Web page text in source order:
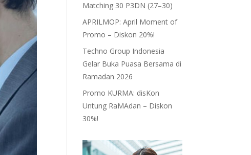
Matching 30 P3DN (27–30)
APRILMOP: April Moment of
Promo – Diskon 20%!
Techno Group Indonesia
Gelar Buka Puasa Bersama di
Ramadan 2026
Promo KURMA: disKon
Untung RaMAdan – Diskon
30%!